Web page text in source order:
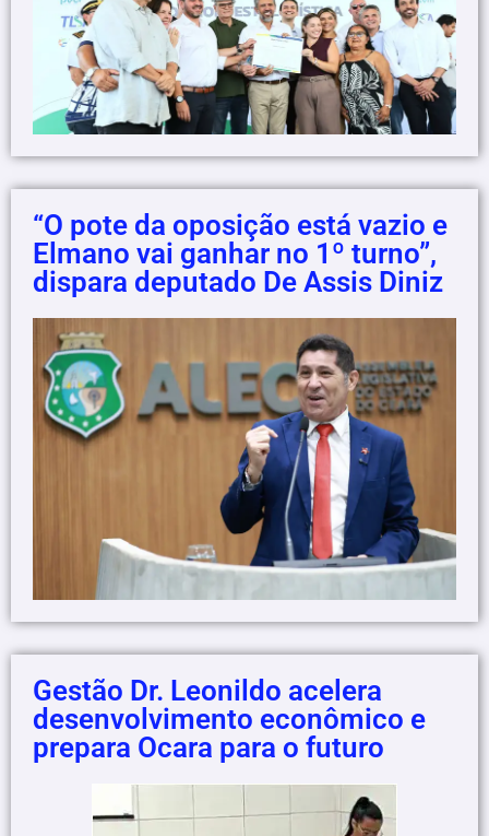
“O pote da oposição está vazio e
Elmano vai ganhar no 1º turno”,
dispara deputado De Assis Diniz
Gestão Dr. Leonildo acelera
desenvolvimento econômico e
prepara Ocara para o futuro